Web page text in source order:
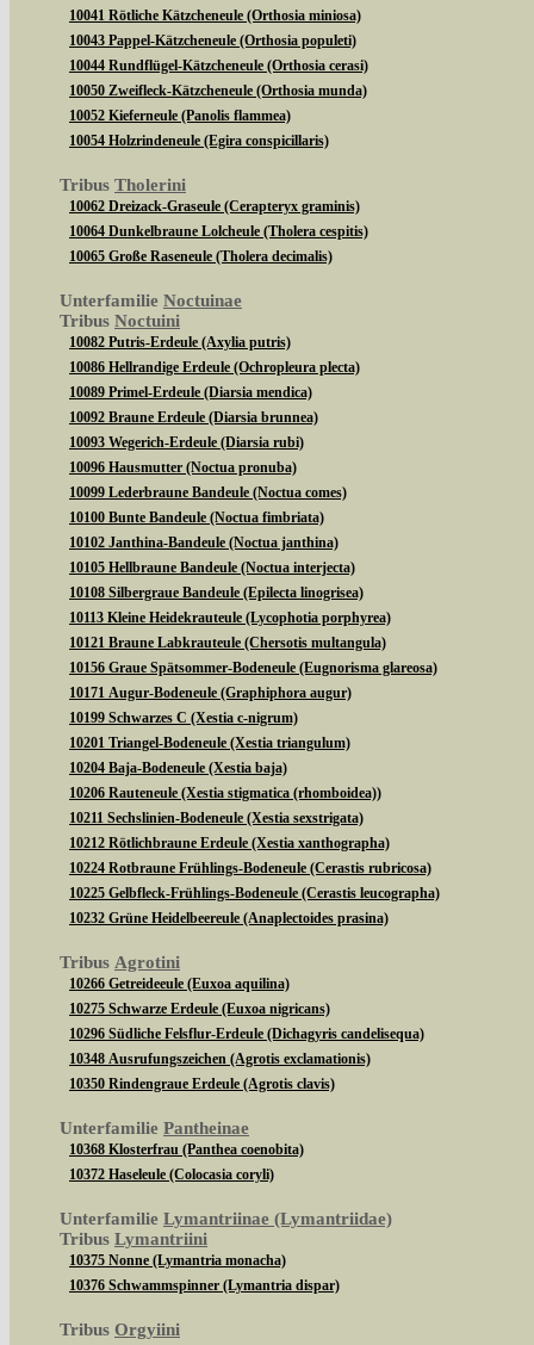
10041 Rötliche Kätzcheneule (Orthosia miniosa)
10043 Pappel-Kätzcheneule (Orthosia populeti)
10044 Rundflügel-Kätzcheneule (Orthosia cerasi)
10050 Zweifleck-Kätzcheneule (Orthosia munda)
10052 Kieferneule (Panolis flammea)
10054 Holzrindeneule (Egira conspicillaris)
Tribus Tholerini
10062 Dreizack-Graseule (Cerapteryx graminis)
10064 Dunkelbraune Lolcheule (Tholera cespitis)
10065 Große Raseneule (Tholera decimalis)
Unterfamilie Noctuinae
Tribus Noctuini
10082 Putris-Erdeule (Axylia putris)
10086 Hellrandige Erdeule (Ochropleura plecta)
10089 Primel-Erdeule (Diarsia mendica)
10092 Braune Erdeule (Diarsia brunnea)
10093 Wegerich-Erdeule (Diarsia rubi)
10096 Hausmutter (Noctua pronuba)
10099 Lederbraune Bandeule (Noctua comes)
10100 Bunte Bandeule (Noctua fimbriata)
10102 Janthina-Bandeule (Noctua janthina)
10105 Hellbraune Bandeule (Noctua interjecta)
10108 Silbergraue Bandeule (Epilecta linogrisea)
10113 Kleine Heidekrauteule (Lycophotia porphyrea)
10121 Braune Labkrauteule (Chersotis multangula)
10156 Graue Spätsommer-Bodeneule (Eugnorisma glareosa)
10171 Augur-Bodeneule (Graphiphora augur)
10199 Schwarzes C (Xestia c-nigrum)
10201 Triangel-Bodeneule (Xestia triangulum)
10204 Baja-Bodeneule (Xestia baja)
10206 Rauteneule (Xestia stigmatica (rhomboidea))
10211 Sechslinien-Bodeneule (Xestia sexstrigata)
10212 Rötlichbraune Erdeule (Xestia xanthographa)
10224 Rotbraune Frühlings-Bodeneule (Cerastis rubricosa)
10225 Gelbfleck-Frühlings-Bodeneule (Cerastis leucographa)
10232 Grüne Heidelbeereule (Anaplectoides prasina)
Tribus Agrotini
10266 Getreideeule (Euxoa aquilina)
10275 Schwarze Erdeule (Euxoa nigricans)
10296 Südliche Felsflur-Erdeule (Dichagyris candelisequa)
10348 Ausrufungszeichen (Agrotis exclamationis)
10350 Rindengraue Erdeule (Agrotis clavis)
Unterfamilie Pantheinae
10368 Klosterfrau (Panthea coenobita)
10372 Haseleule (Colocasia coryli)
Unterfamilie Lymantriinae (Lymantriidae)
Tribus Lymantriini
10375 Nonne (Lymantria monacha)
10376 Schwammspinner (Lymantria dispar)
Tribus Orgyiini